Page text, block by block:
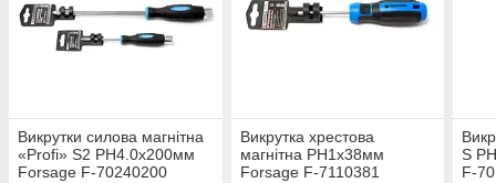
Викрутки силова магнітна
«Profi» S2 PH4.0х200мм
Forsage F-70240200
Викрутка хрестова
магнітна PH1х38мм
Forsage F-7110381
S
F-